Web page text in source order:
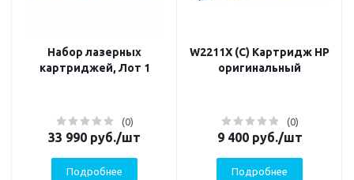
Набор лазерных
картриджей, Лот 1
(0)
33 990 руб./шт
Подробнее
W2211X (C) Картридж HP
оригинальный
(0)
9 400руб./шт
Подробнее